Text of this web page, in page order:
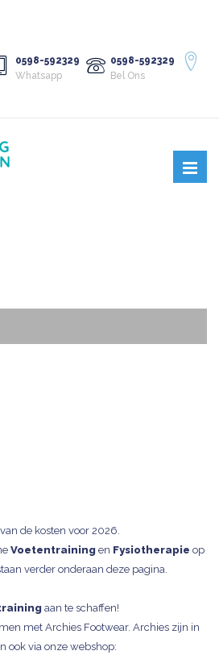
0598-592329
Whatsapp
0598-592329
Bel Ons
de kosten voor 2026.
Voetentraining en Fysiotherapie op
verderonderaan deze pagina.
aan te schaffen!
met Archies Footwear. Archies zijn in
ook via onze webshop: